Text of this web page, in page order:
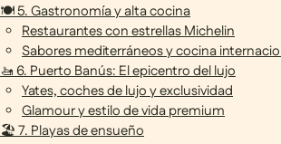
🍽️ 5. Gastronomía y alta cocina
Restaurantes con estrellas Michelin
Sabores mediterráneos y cocina
🚤 6. Puerto Banús: El epicentro del lujo
Yates, coches de lujo y exclusividad
Glamour y estilo de vida premium
🏖️ 7. Playas de ensueño